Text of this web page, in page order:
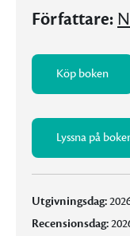
Författare:
Köp boken
Lyssna på
Utgivningsdag:
Recensionsdag: